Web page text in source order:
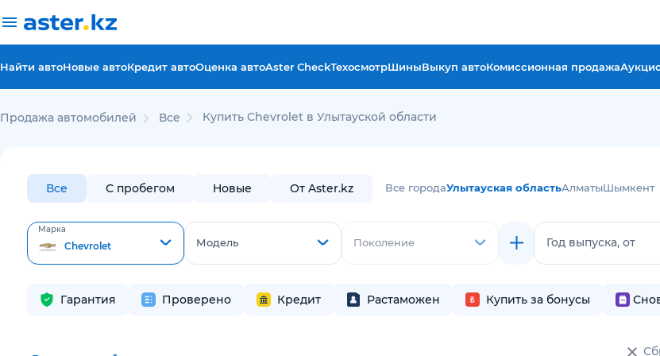
Найти автоНовые автоКредит автоОценка автоAster CheckТехосмотрШиныВыкуп автоКомиссионная продажа
Продажа автомобилей Все Купить Chevrolet в Улытауской области
Все С пробегом Новые От Aster.kz Все городаУлытауская областьАлматыШымкент
Марка
Chevrolet Модель Поколение Год выпуска, от
Гарантия Проверено Кредит Растаможен Купить за бонусы